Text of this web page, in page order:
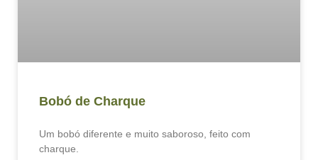
Bobó de Charque
Um bobó diferente e muito saboroso, feito com
charque.